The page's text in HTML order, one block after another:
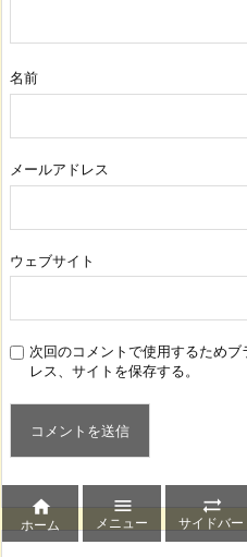
名前
メールアドレス
ウェブサイト
次回のコメントで使用するため
レス、サイトを保存する。

ホーム

メニュー

サイドバー